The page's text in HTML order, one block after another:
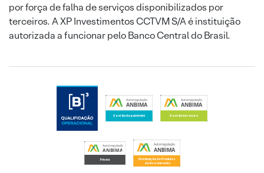
por força de falha de serviços disponibilizados por
terceiros. A XP Investimentos CCTVM S/A é instituição
autorizada a funcionar pelo Banco Central do Brasil.